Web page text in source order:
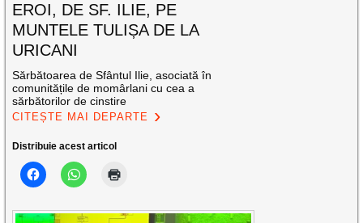
EROI, DE SF. ILIE, PE
MUNTELE TULIȘA DE LA
URICANI
Sărbătoarea de Sfântul Ilie, asociată în
comunitățile de momârlani cu cea a
sărbătorilor de cinstire
CITEȘTE MAI DEPARTE
Distribuie acest articol